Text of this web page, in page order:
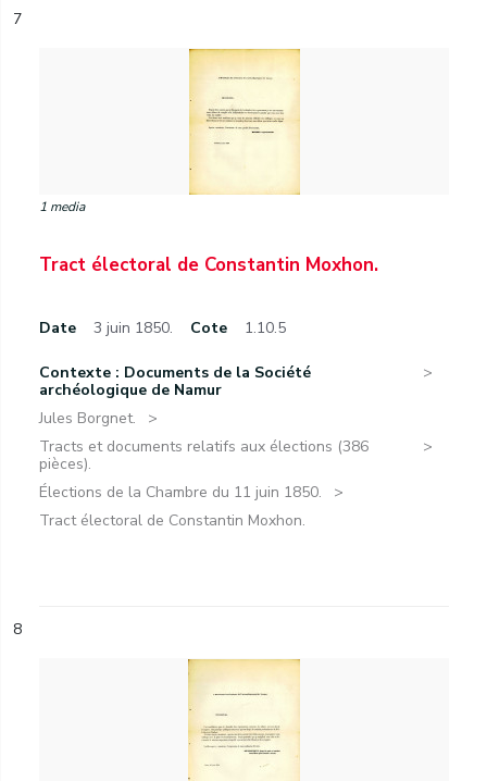
7
1 media
Tract électoral de Constantin Moxhon.
Date 3 juin 1850. Cote 1.10.5
Contexte : Documents de la Société
archéologique de Namur
Jules Borgnet.
Tracts et documents relatifs aux élections (386
pièces).
Élections de la Chambre du 11 juin 1850.
Tract électoral de Constantin Moxhon.
8